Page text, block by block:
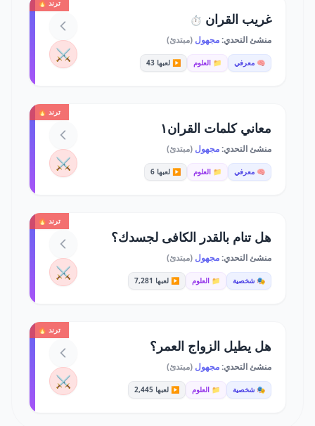
ترند 🔥
غريب القران ⏱️
منشئ التحدي:مجهول (مبتدئ)
🧠 معرفي 📁 العلوم ▶️ لعبها 43 ⚔️
ترند 🔥
معاني كلمات القران١
منشئ التحدي:مجهول (مبتدئ)
🧠 معرفي 📁 العلوم ▶️ لعبها 6 ⚔️
ترند 🔥
هل تنام بالقدر الكافى لجسدك؟
منشئ التحدي:مجهول (مبتدئ)
🎭 شخصية 📁 العلوم ▶️ لعبها 7,281 ⚔️
ترند 🔥
هل يطيل الزواج العمر؟
منشئ التحدي:مجهول (مبتدئ)
🎭 شخصية 📁 العلوم ▶️ لعبها 2,445 ⚔️